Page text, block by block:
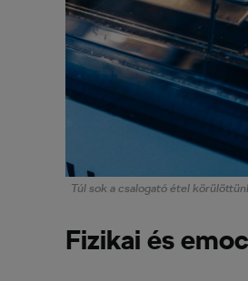
Túl sok a csalogató étel
Fizikai és